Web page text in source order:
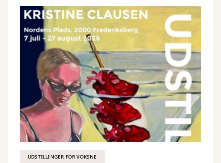
UDSTILLINGER FOR VOKSNE